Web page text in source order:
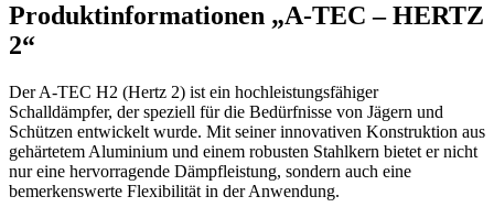
Produktinformationen „A-TEC – HERTZ
2“
Der A-TEC H2 (Hertz 2) ist ein hochleistungsfähiger
Schalldämpfer, der speziell für die Bedürfnisse von Jägern und
Schützen entwickelt wurde. Mit seiner innovativen Konstruktion aus
gehärtetem Aluminium und einem robusten Stahlkern bietet er nicht
nur eine hervorragende Dämpfleistung, sondern auch eine
bemerkenswerte Flexibilität in der Anwendung.